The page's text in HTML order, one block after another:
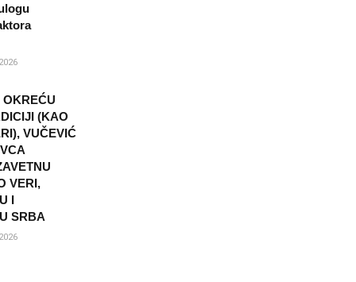
(KAO
VUČEVIĆ
VERI,
I
SRBA